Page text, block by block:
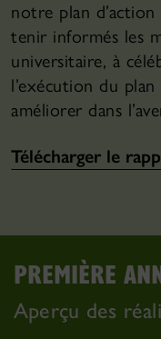
notre plan
tenir informés les
universitaire, à
l’exécution du
améliorer dans
Télécharger le
PREMIÈRE
Aperçu des